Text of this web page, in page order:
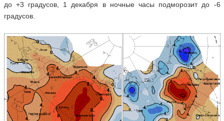
до +3 градусов, 1 декабря в ночные часы подморозит до -6
градусов.